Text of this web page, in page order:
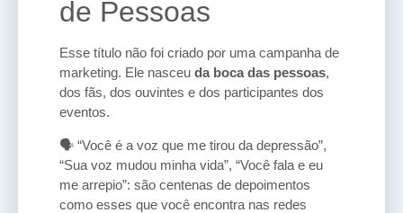
de Pessoas
Esse título não foi criado por uma campanha de
marketing. Ele nasceu da boca das pessoas,
dos fãs, dos ouvintes e dos participantes dos
eventos.
🗣️ “Você é a voz que me tirou da depressão”,
“Sua voz mudou minha vida”, “Você fala e eu
me arrepio”: são centenas de depoimentos
como esses que você encontra nas redes